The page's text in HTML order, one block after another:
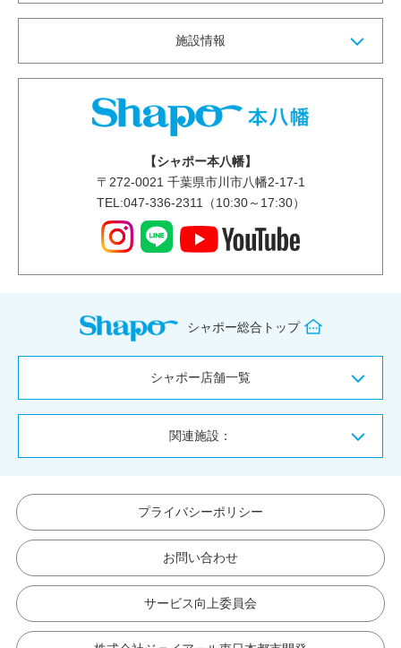
施設情報
【シャポー本八幡】
〒 272-0021 千葉県市川市八幡2-17-1
TEL:047-336-2311（10:30～17:30）
シャポー総合トップ
シャポー店舗一覧
関連施設：
プライバシーポリシー
お問い合わせ
サービス向上委員会